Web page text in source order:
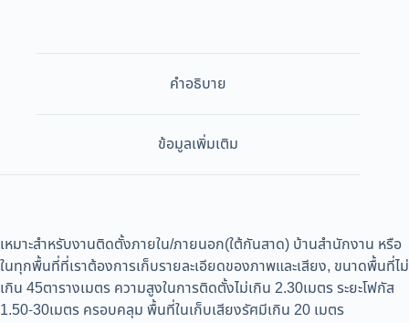
คำอธิบาย
ข้อมูลเพิ่มเติม
เหมาะสำหรับงานติดตั้งภายใน/ภายนอก(ใต้กันสาด) บ้านสำนักงาน หรือ
ในทุกพื้นที่ที่เราต้องการเก็บรายละเอียดของภาพและเสียง, ขนาดพื้นที่ไม่
เกิน 45ตารางเมตร ความสูงในการติดตั้งไม่เกิน 2.30เมตร ระยะโฟกัส
1.50-30เมตร ครอบคลุม พื้นที่ในเก็บเสียงรัศมีเกิน 20 เมตร